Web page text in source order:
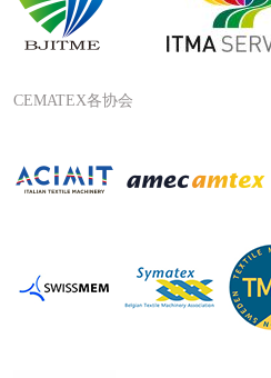
CEMATEX各协会